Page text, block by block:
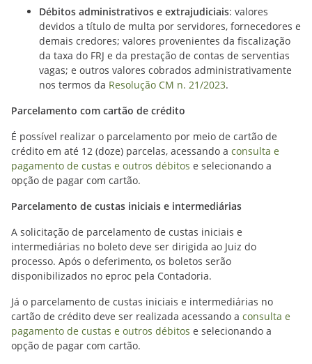
Débitos administrativos e extrajudiciais: valores
devidos a título de multa por servidores, fornecedores e
demais credores; valores provenientes da fiscalização
da taxa do FRJ e da prestação de contas de serventias
vagas; e outros valores cobrados administrativamente
nos termos da Resolução CM n. 21/2023.
Parcelamento com cartão de crédito
É possível realizar o parcelamento por meio de cartão de
crédito em até 12 (doze) parcelas, acessando a consulta e
pagamento de custas e outros débitos e selecionando a
opção de pagar com cartão.
Parcelamento de custas iniciais e intermediárias
A solicitação de parcelamento de custas iniciais e
intermediárias no boleto deve ser dirigida ao Juiz do
processo. Após o deferimento, os boletos serão
disponibilizados no eproc pela Contadoria.
Já o parcelamento de custas iniciais e intermediárias no
cartão de crédito deve ser realizada acessando a consulta e
pagamento de custas e outros débitos e selecionando a
opção de pagar com cartão.